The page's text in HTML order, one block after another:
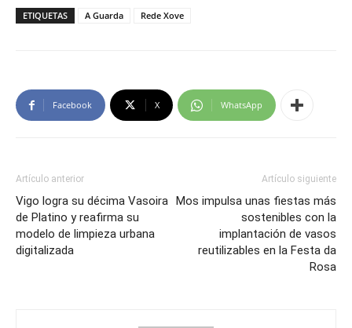
ETIQUETAS A Guarda Rede Xove
Facebook X WhatsApp
Artículo anterior
Vigo logra su décima Vasoira
de Platino y reafirma su
modelo de limpieza urbana
digitalizada
Artículo siguiente
Mos impulsa unas fiestas más
sostenibles con la
implantación de vasos
reutilizables en la Festa da
Rosa